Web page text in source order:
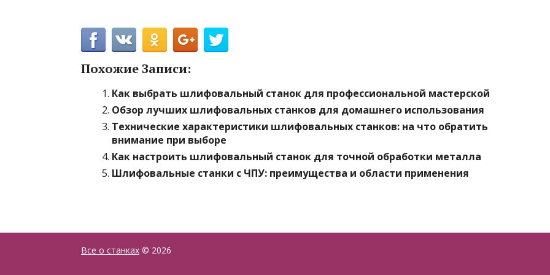
Похожие Записи:
Как выбрать шлифовальный станок для профессиональной мастерской
Обзор лучших шлифовальных станков для домашнего использования
Технические характеристики шлифовальных станков: на что обратить
внимание при выборе
Как настроить шлифовальный станок для точной обработки металла
Шлифовальные станки с ЧПУ: преимущества и области применения
Все о станках © 2026